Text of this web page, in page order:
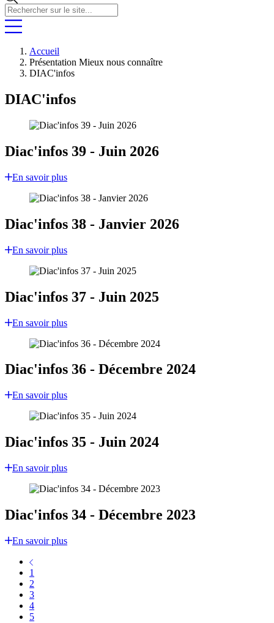
Rechercher
sur
le
Accueil
Présentation Mieux nous connaître
DIAC'infos
DIAC'infos
Diac'infos 39 - Juin 2026
En savoir plus
Diac'infos 38 - Janvier 2026
En savoir plus
Diac'infos 37 - Juin 2025
En savoir plus
Diac'infos 36 - Décembre 2024
En savoir plus
Diac'infos 35 - Juin 2024
En savoir plus
Diac'infos 34 - Décembre 2023
En savoir plus
1
2
3
4
5